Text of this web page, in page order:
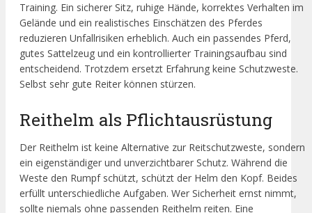
Training. Ein sicherer Sitz, ruhige Hände, korrektes Verhalten im
Gelände und ein realistisches Einschätzen des Pferdes
reduzieren Unfallrisiken erheblich. Auch ein passendes Pferd,
gutes Sattelzeug und ein kontrollierter Trainingsaufbau sind
entscheidend. Trotzdem ersetzt Erfahrung keine Schutzweste.
Selbst sehr gute Reiter können stürzen.
Reithelm als Pflichtausrüstung
Der Reithelm ist keine Alternative zur Reitschutzweste, sondern
ein eigenständiger und unverzichtbarer Schutz. Während die
Weste den Rumpf schützt, schützt der Helm den Kopf. Beides
erfüllt unterschiedliche Aufgaben. Wer Sicherheit ernst nimmt,
sollte niemals ohne passenden Reithelm reiten. Eine